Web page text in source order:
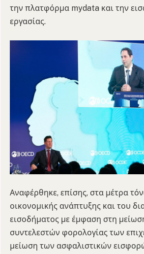
την πλατφόρμα mydata και την
εργασίας.
Αναφέρθηκε, επίσης, στα μέτρα
οικονομικής ανάπτυξης και του
εισοδήματος με έμφαση στη
συντελεστών φορολογίας των
μείωση των ασφαλιστικών